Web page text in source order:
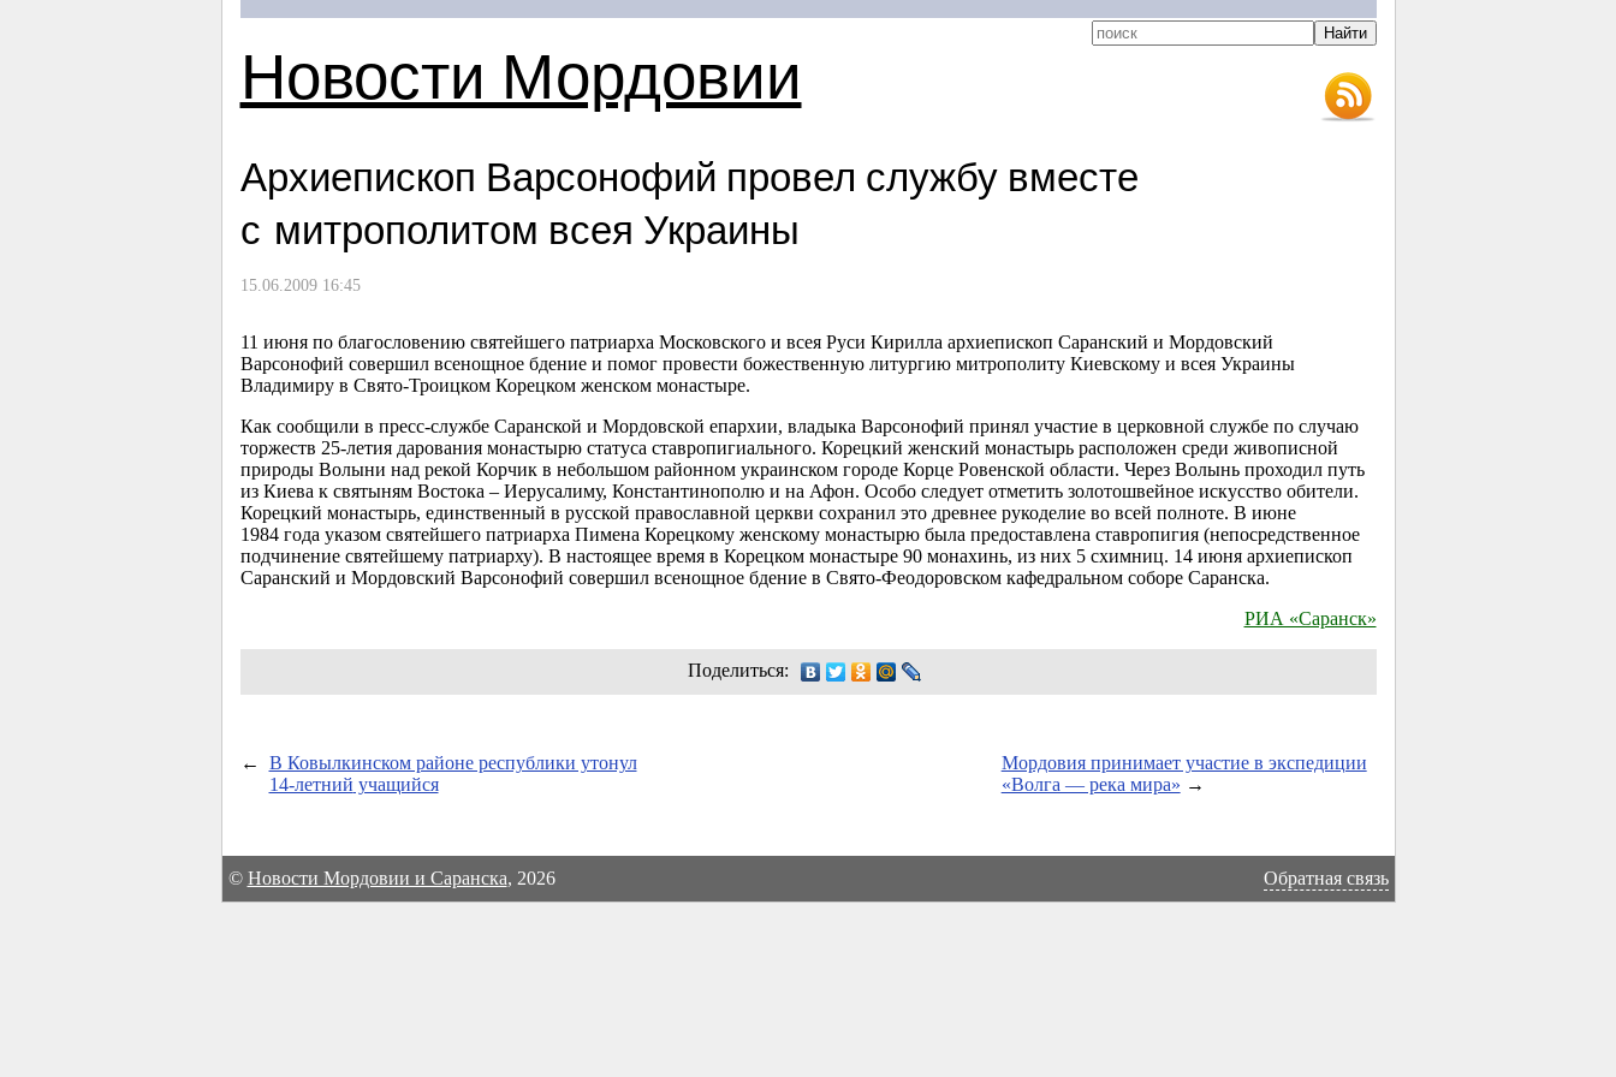
Новости Мордовии
Архиепископ Варсонофий провел службу вместе
с митрополитом всея Украины
15.06.2009 16:45
11 июня по благословению святейшего патриарха Московского и всея Руси Кирилла архиепископ Саранский и Мордовский
Варсонофий совершил всенощное бдение и помог провести божественную литургию митрополиту Киевскому и всея Украины
Владимиру в Свято-Троицком Корецком женском монастыре.
Как сообщили в пресс-службе Саранской и Мордовской епархии, владыка Варсонофий принял участие в церковной службе по случаю
торжеств 25-летиядарования монастырю статуса ставропигиального. Корецкий женский монастырь расположен среди живописной
природы Волыни над рекой Корчик в небольшом районном украинском городе Корце Ровенской области. Через Волынь проходил путь
из Киева к святыням Востока – Иерусалиму, Константинополю и на Афон. Особо следует отметить золотошвейное искусство обители.
Корецкий монастырь, единственный в русской православной церкви сохранил это древнее рукоделие во всей полноте. В июне
1984 года указом святейшего патриарха Пимена Корецкому женскому монастырю была предоставлена ставропигия (непосредственное
подчинение святейшему патриарху). В настоящее время в Корецком монастыре 90 монахинь, из них 5 схимниц. 14 июня архиепископ
Саранский и Мордовский Варсонофий совершил всенощное бдение в Свято-Феодоровском кафедральном соборе Саранска.
РИА «Саранск»
Поделиться:
←
В Ковылкинском районе республики утонул
14-летний учащийся
Мордовия принимает участие в экспедиции
«Волга — река мира» →
© Новости Мордовии и Саранска, 2026 Обратная связь